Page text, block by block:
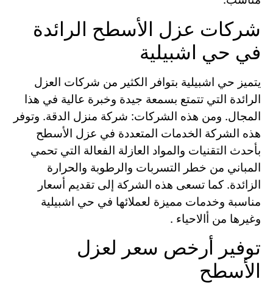
شركات عزل الأسطح الرائدة
في حي اشبيلية
يتميز حي اشبيلية بتوافر الكثير من شركات العزل
الرائدة التي تتمتع بسمعة جيدة وخبرة عالية في هذا
المجال. ومن هذه الشركات: شركة منزل الدقة. وتوفر
هذه الشركة الخدمات المتعددة في عزل الأسطح
بأحدث التقنيات والمواد العازلة الفعالة التي تحمي
المباني من خطر التسربات والرطوبة والحرارة
الزائدة. كما تسعى هذه الشركة إلى تقديم أسعار
مناسبة وخدمات مميزة لعملائها في حي اشبيلية
وغيرها من أالاحياء .
توفير أرخص سعر لعزل
الأسطح